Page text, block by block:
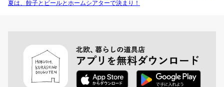
夏は、餃子とビールとホームシアターで決まり！